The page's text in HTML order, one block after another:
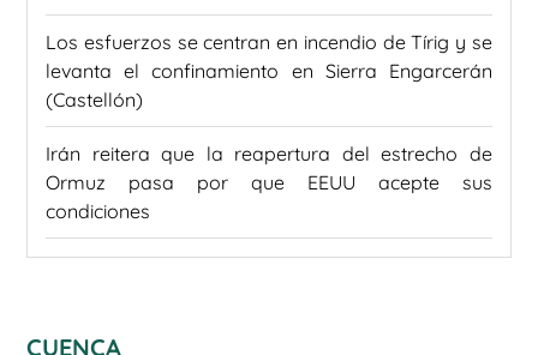
Los esfuerzos se centran en incendio de Tírig y se
levanta el confinamiento en Sierra Engarcerán
(Castellón)
Irán reitera que la reapertura del estrecho de
Ormuz pasa por que EEUU acepte sus
condiciones
CUENCA